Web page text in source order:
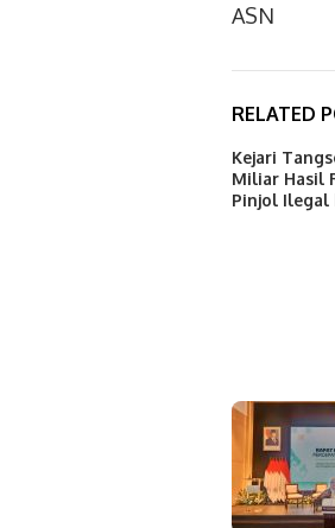
ASN
RELATED
Kejari
Miliar Hasil
Pinjol Ilegal